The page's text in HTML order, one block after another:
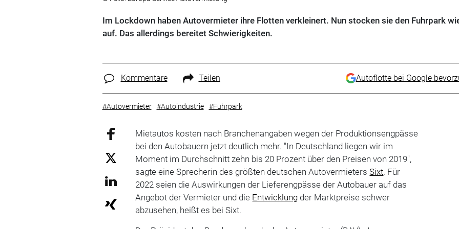
Im Lockdown haben Autovermieter ihre Flotten verkleinert. Nun stocken sie den Fuhrpark
auf. Das allerdings bereitet Schwierigkeiten.
Kommentare Teilen Autoflotte bei Google
#Autovermieter #Autoindustrie #Fuhrpark
Mietautos kosten nach Branchenangaben wegen der Produktionsengpässe
bei den Autobauern jetzt deutlich mehr. "In Deutschland liegen wir im
Moment im Durchschnitt zehn bis 20 Prozent über den Preisen von 2019",
sagte eine Sprecherin des größten deutschen AutovermietersSixt. Für
2022 seien die Auswirkungen der Lieferengpässe der Autobauer auf das
Angebot der Vermieter und die Entwicklung der Marktpreise schwer
abzusehen, heißt es bei Sixt.